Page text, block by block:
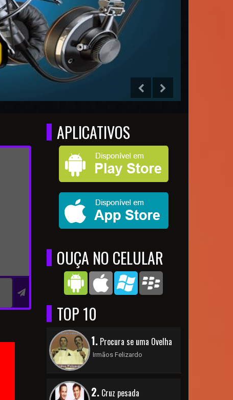
APLICATIVOS
OUÇA NO CELULAR
TOP 10
1.Procura se uma Ovelha
Irmãos Felizardo
2.Cruz pesada